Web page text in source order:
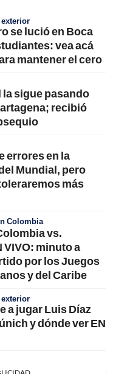
se lució en Boca
vea acá
mantener el cero
la sigue pasando
recibió
errores en la
Mundial, pero
más
Colombia
vs.
VIVO: minuto a
por los Juegos
y del Caribe
a jugar Luis Díaz
y dónde ver EN